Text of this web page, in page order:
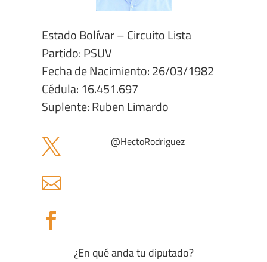
Estado Bolívar – Circuito Lista
Partido: PSUV
Fecha de Nacimiento: 26/03/1982
Cédula: 16.451.697
Suplente: Ruben Limardo
 @HectoRodriguez


¿En qué anda tu diputado?